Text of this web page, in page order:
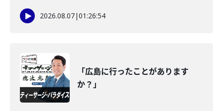
2026.08.07|01:26:54
「広島に行ったことがあります
か？」